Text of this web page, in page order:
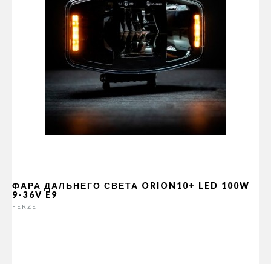
ФАРА ДАЛЬНЕГО СВЕТА ORION10+ LED 100W
9-36V E9
FERZE